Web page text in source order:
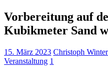
Vorbereitung auf
Kubikmeter Sand
15. März 2023 Christoph Winter
Veranstaltung 1